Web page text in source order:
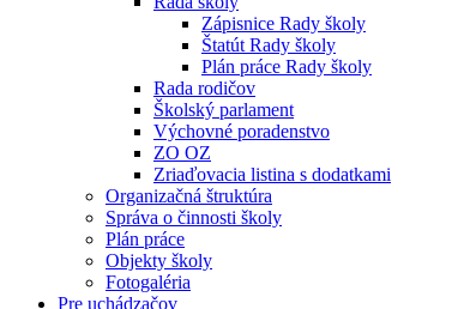
Zápisnice Rady školy
Štatút Rady školy
Plán práce Rady školy
Rada rodičov
Školský parlament
Výchovné poradenstvo
ZO OZ
Zriaďovacia listina s dodatkami
Organizačná štruktúra
Správa o činnosti školy
Plán práce
Objekty školy
Fotogaléria
Pre uchádzačov